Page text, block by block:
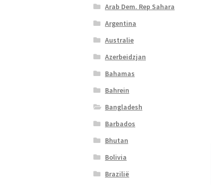
Arab Dem. Rep Sahara
Argentina
Australie
Azerbeidzjan
Bahamas
Bahrein
Bangladesh
Barbados
Bhutan
Bolivia
Brazilië